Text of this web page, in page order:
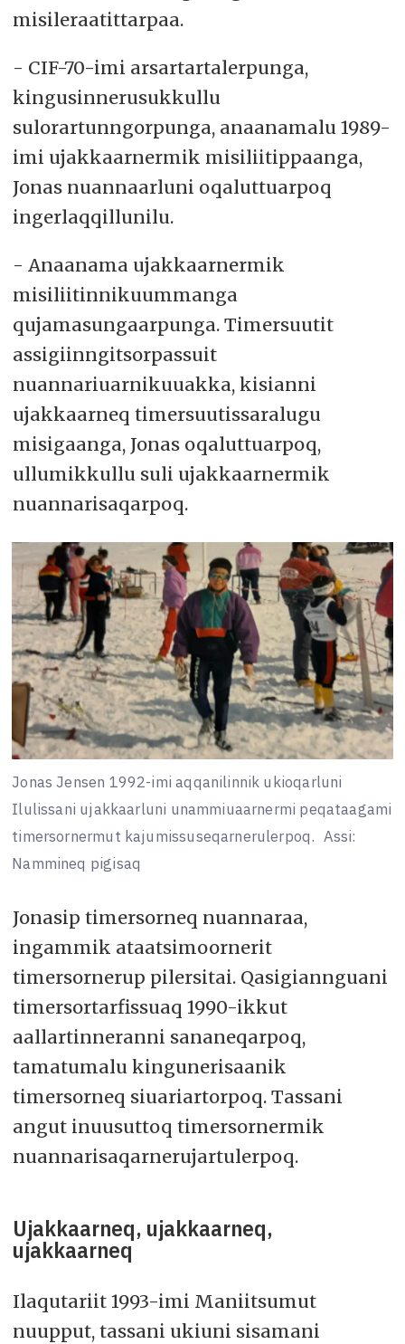
misileraatittarpaa.
- CIF-70-imi arsartartalerpunga,
kingusinnerusukkullu
sulorartunngorpunga, anaanamalu 1989-
imi ujakkaarnermik misiliitippaanga,
Jonas nuannaarluni oqaluttuarpoq
ingerlaqqillunilu.
- Anaanama ujakkaarnermik
misiliitinnikuummanga
qujamasungaarpunga. Timersuutit
assigiinngitsorpassuit
nuannariuarnikuuakka, kisianni
ujakkaarneq timersuutissaralugu
misigaanga, Jonas oqaluttuarpoq,
ullumikkullu suli ujakkaarnermik
nuannarisaqarpoq.
Jonas Jensen 1992-imi aqqanilinnik ukioqarluni
Ilulissani ujakkaarluni unammiuaarnermi peqataagami
timersornermut kajumissuseqarnerulerpoq. Assi:
Nammineq pigisaq
Jonasip timersorneq nuannaraa,
ingammik ataatsimoornerit
timersornerup pilersitai. Qasigiannguani
timersortarfissuaq 1990-ikkut
aallartinneranni sananeqarpoq,
tamatumalu kingunerisaanik
timersorneq siuariartorpoq. Tassani
angut inuusuttoq timersornermik
nuannarisaqarnerujartulerpoq.
Ujakkaarneq, ujakkaarneq,
ujakkaarneq
Ilaqutariit 1993-imi Maniitsumut
nuupput, tassani ukiuni sisamani